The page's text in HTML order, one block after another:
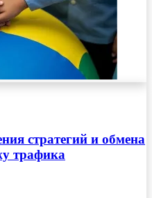
стратегий и обмена
трафика